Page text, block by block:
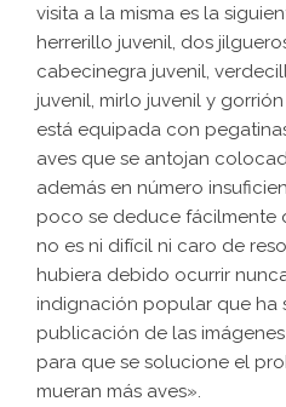
visita a la misma es la
herrerillo juvenil, dos
cabecinegra juvenil,
juvenil, mirlo juvenil y
está equipada con
aves que se antojan
además en número
poco se deduce fácilmente
no es ni difícil ni caro de
hubiera debido ocurrir
indignación popular que ha
publicación de las
para que se solucione el
mueran más aves».